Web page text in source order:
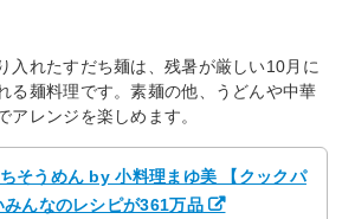
入れたすだち麺は、残暑が厳しい10月に
る麺料理です。素麺の他、うどんや中華
アレンジを楽しめます。
そうめん by 小料理まゆ美 【クックパ
んなのレシピが361万品